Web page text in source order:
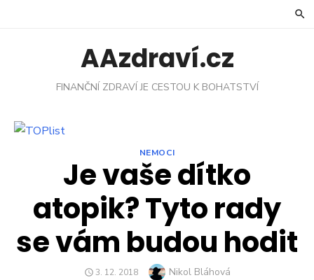
AAzdraví.cz
FINANČNÍ ZDRAVÍ JE CESTOU K BOHATSTVÍ
NEMOCI
Je vaše dítko
atopik? Tyto rady
se vám budou hodit
POSTED
3. 12. 2018 Author
Nikol Bláhová